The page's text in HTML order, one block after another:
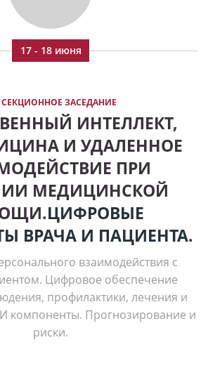
17 - 18 июня
СЕКЦИОННОЕ ЗАСЕДАНИЕ
ИНТЕЛЛЕКТ,
И УДАЛЕННОЕ
ПРИ
МЕДИЦИНСКОЙ
ЦИФРОВЫЕ
ВРАЧА И ПАЦИЕНТА.
взаимодействия с
Цифровое обеспечение
профилактики, лечения и
компоненты. Прогнозирование и
риски.